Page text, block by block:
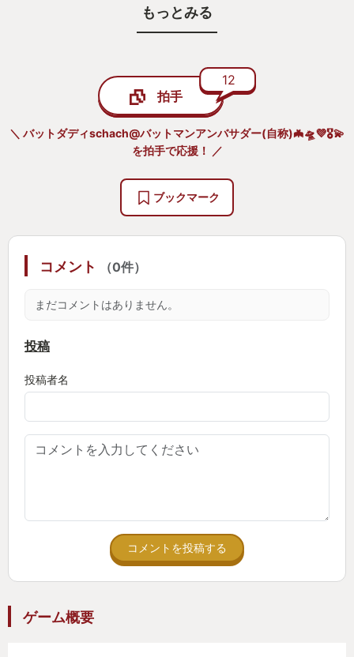
もっとみる
拍手
12
＼ バットダディschach@バットマンアンバサダー(自称)🦇🛸💜🎖️💫
を拍手で応援！ ／
ブックマーク
コメント （0件）
まだコメントはありません。
投稿
投稿者名
コメントを投稿する
ゲーム概要